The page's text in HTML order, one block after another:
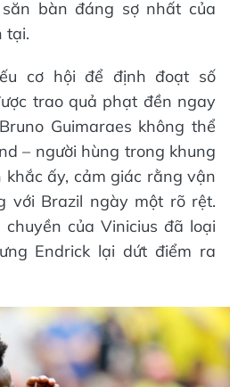
bàn đáng sợ nhất của
tại.
cơ hội để định đoạt số
trao quả phạt đền ngay
Guimaraes không thể
– người hùng trong khung
khắc ấy, cảm giác rằng vận
với Brazil ngày một rõ rệt.
của Vinicius đã loại
Endrick lại dứt điểm ra